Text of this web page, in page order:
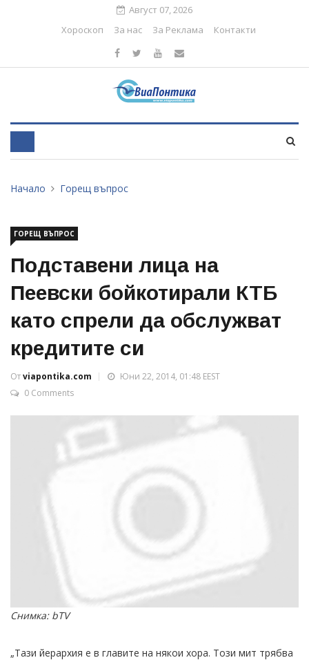
Август 07, 2026
Хороскоп
За нас За Реклама Контакти
Начало Горещ въпрос
ГОРЕЩ ВЪПРОС
Подставени лица на
Пеевски бойкотирали КТБ
като спрели да обслужват
кредитите си
Отviapontika.com
Юни 22, 2014, 01:48 EEST
0 Comments
Снимка: bTV
„Тази йерархия е в главите на някои хора. Този мит трябва